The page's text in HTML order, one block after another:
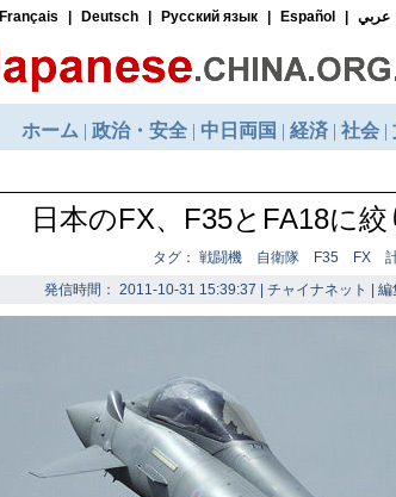
日本のFX、F35とFA18に
タグ： 戦闘機 自衛隊 F35 FX
発信時間： 2011-10-31 15:39:37 | チャイナネット | 編